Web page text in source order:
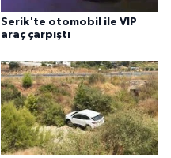
Serik'te otomobil ile VIP
araç çarpıştı